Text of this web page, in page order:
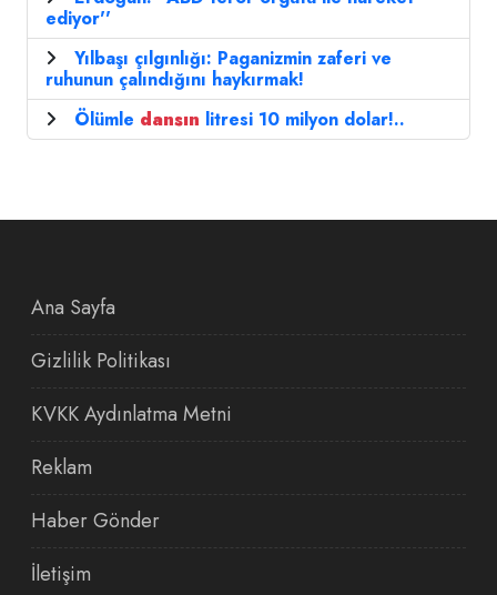
ediyor''
Yılbaşı çılgınlığı: Paganizmin zaferi ve
ruhunun çalındığını haykırmak!
Ölümle dansın litresi 10 milyon dolar!..
Ana Sayfa
Gizlilik Politikası
KVKK Aydınlatma Metni
Reklam
Haber Gönder
İletişim